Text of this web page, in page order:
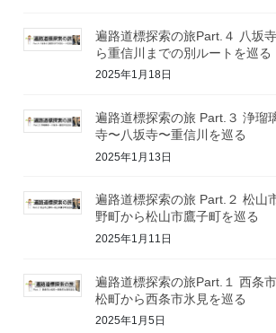
遍路道標探索の旅Part.４ 八坂
ら重信川までの別ルートを巡る
2025年1月18日
遍路道標探索の旅 Part.３ 浄瑠
寺〜八坂寺〜重信川を巡る
2025年1月13日
遍路道標探索の旅 Part.２ 松山
野町から松山市鷹子町を巡る
2025年1月11日
遍路道標探索の旅Part.１ 西条
松町から西条市氷見を巡る
2025年1月5日